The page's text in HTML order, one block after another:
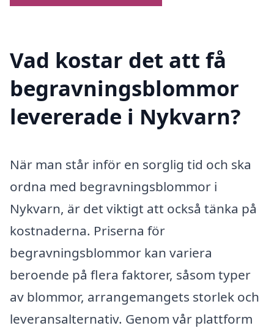
Vad kostar det att få
begravningsblommor
levererade i Nykvarn?
När man står inför en sorglig tid och ska
ordna med begravningsblommor i
Nykvarn, är det viktigt att också tänka på
kostnaderna. Priserna för
begravningsblommor kan variera
beroende på flera faktorer, såsom typer
av blommor, arrangemangets storlek och
leveransalternativ. Genom vår plattform